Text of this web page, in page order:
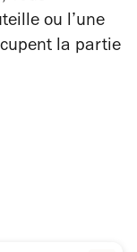
ou l’une
la partie